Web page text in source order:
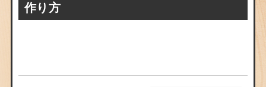
作り方